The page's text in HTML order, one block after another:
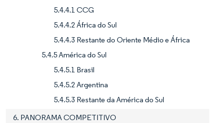
5.4.4.1 CCG
5.4.4.2 África do Sul
5.4.4.3 Restante do Oriente Médio e África
5.4.5 América do Sul
5.4.5.1 Brasil
5.4.5.2 Argentina
5.4.5.3 Restante da América do Sul
6. PANORAMA COMPETITIVO